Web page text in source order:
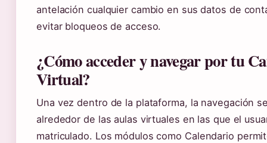
antelación cualquier cambio en sus datos de
evitar bloqueos de acceso.
¿Cómo acceder y navegar por tu
Virtual?
Una vez dentro de la plataforma, la navegación
alrededor de las aulas virtuales en las que el
matriculado. Los módulos como Calendario